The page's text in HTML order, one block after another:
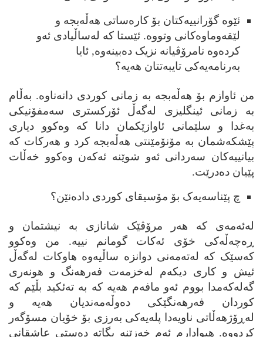
ئێوه گۆرانییه‌کتان بۆ کاره‌ساتی ھه‌ڵه‌بجه و
لێقه‌وماوه‌کانی وتووه. ئێستا که له‌ساڵیادی ئه‌و
کرده‌وه نامرۆڤیانه نزیک ده‌بینه‌وه, ئایا
به‌رنامه‌یه‌کی تایبه‌تتان ھه‌یه؟
من ئاوازم بۆ ھه‌ڵه‌بجه به زمانی کوردی دانه‌ناوه. به‌ڵام
به زمانی ئینگلیزی له‌گه‌ڵ ئۆرکستری سه‌مفۆنیکی
به‌غدا و سلێمانی ئاوازێکمان دانا که وه‌کوو دیاری
پێشکه‌شمان به مۆنۆمێنتی ھه‌ڵه‌بجه کرد و ھه‌رکات که
بیانییه‌کان سه‌ردانی ئه‌و شوێنه ئه‌که‌ن وه‌کوو خه‌ڵات
پێیان ده‌درێت.
چ پێناسه‌یه‌ک بۆ مۆسیقای کوردی داده‌نێن؟
له‌ئه‌مه‌ی که ھه‌ر مرۆڤێک شانازی به نیشتمان و
ڕه‌چه‌ڵه‌کی خۆی ئه‌کات گومانم نییه. من وه‌کوو
که‌سێک که له‌ته‌مه‌نی دوانزه ساڵیه‌وه ھاوکات له‌گه‌ڵ
ئیش و کاری دیکه‌م له‌خزمه‌ت فه‌رھه‌نگ و ھونه‌ری
گه‌له‌که‌مدا بووم ئه‌و مافه‌م ھه‌یه که به ته‌ئکید بڵێم که
کوردان فه‌رھه‌نگێکی ده‌وڵه‌مه‌ندیان ھه‌یه و
له‌ڕۆژھه‌ڵاتی ناویه‌دا پله‌یه‌کی به‌رزی بۆ خۆیان مسۆگه‌ر
کردووه. ھیوادارم ئه‌م خه‌زێنه بگاته ده‌ستی عاشقانی